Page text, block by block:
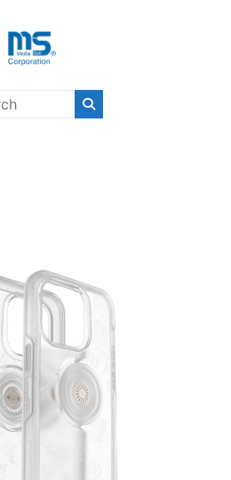
ド商品｜株式会社
外輸入商品には、日本では珍しい「海外ブ
商品」「機能的な商品」「コストパフォー
iPhone 14 Pro